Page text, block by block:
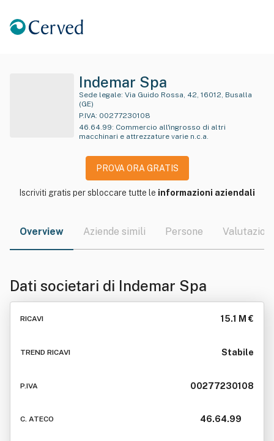
Indemar Spa
Sede legale:
(GE)
P.IVA: 00277230108
46.64.99: Commercio all'ingrosso di altri
macchinari e attrezzature varie n.c.a.
PROVA ORA GRATIS
Iscriviti gratis per sbloccare tutte le informazioni aziendali
Overview Aziende simili Persone Valutazioni
Dati societari di Indemar Spa
RICAVI 15.1 M €
TREND RICAVI Stabile
P.IVA 00277230108
C. ATECO 46.64.99